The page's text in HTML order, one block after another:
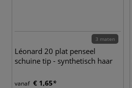
3 maten
Léonard 20 plat penseel
schuine tip - synthetisch haar
vanaf € 1,65